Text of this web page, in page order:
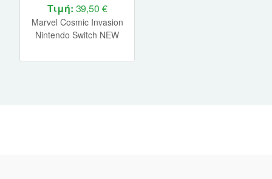
Τιμή: 39,50 €
Marvel Cosmic Invasion
Nintendo Switch NEW